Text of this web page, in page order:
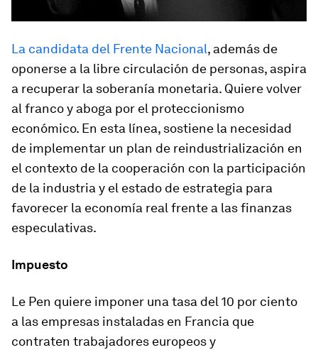
La candidata del Frente Nacional, además de
oponerse a la libre circulación de personas, aspira
a recuperar la soberanía monetaria. Quiere volver
al franco y aboga por el proteccionismo
económico. En esta línea, sostiene la necesidad
de implementar un plan de reindustrialización en
el contexto de la cooperación con la participación
de la industria y el estado de estrategia para
favorecer la economía real frente a las finanzas
especulativas.
Impuesto
Le Pen quiere imponer una tasa del 10 por ciento
a las empresas instaladas en Francia que
contraten trabajadores europeos y